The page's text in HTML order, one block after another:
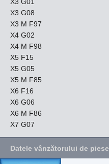
X3 G01
X3 G08
X3 M F97
X4 G02
X4 M F98
X5 F15
X5 G05
X5 M F85
X6 F16
X6 G06
X6 M F86
X7 G07
Datele vânzătorului de piese